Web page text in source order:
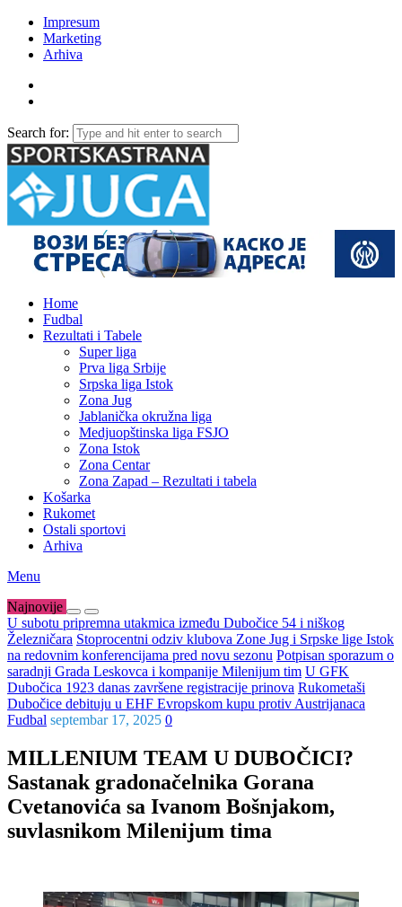
Impresum
Marketing
Arhiva
Search for:
Home
Fudbal
Rezultati i Tabele
Super liga
Prva liga Srbije
Srpska liga Istok
Zona Jug
Jablanička okružna liga
Medjuopštinska liga FSJO
Zona Istok
Zona Centar
Zona Zapad – Rezultati i tabela
Košarka
Rukomet
Ostali sportovi
Arhiva
Menu
Najnovije
U subotu pripremna utakmica između Dubočice 54 i niškog
Železničara Stoprocentni odziv klubova Zone Jug i Srpske lige Istok
na redovnim konferencijama pred novu sezonu Potpisan sporazum o
saradnji Grada Leskovca i kompanije Milenijum tim U GFK
Dubočica 1923 danas završene registracije prinova Rukometaši
Dubočice debituju u EHF Evropskom kupu protiv Austrijanaca
Fudbal septembar 17, 2025 0
MILLENIUM TEAM U DUBOČICI?
Sastanak gradonačelnika Gorana
Cvetanovića sa Ivanom Bošnjakom,
suvlasnikom Milenijum tima